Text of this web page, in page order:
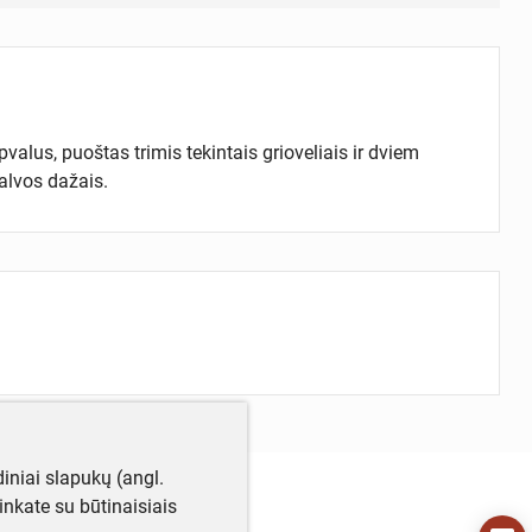
puoštas trimis tekintais grioveliais ir dviem
dažais.
slapukų (angl.
su būtinaisiais